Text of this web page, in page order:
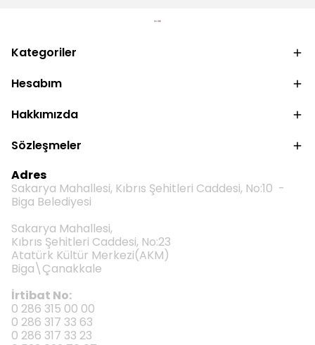
Kategoriler
Hesabım
Hakkımızda
Sözleşmeler
Adres
Sakarya Mahallesi, Kıbrıs Şehitleri Caddesi, No:10 -
Biga Belediyesi
Sakarya Mahallesi,
Kıbrıs Şehitleri Caddesi, No:23
Atatürk Kültür Merkezi(AKM)
Biga\Çanakkale
İrtibat No:
0 286 315 00 00
0 286 317 33 63
0 286 317 33 23